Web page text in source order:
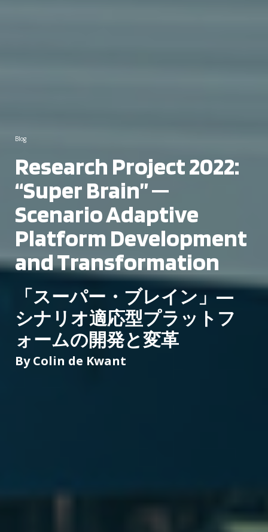
Blog
Research Project 2022:
“Super Brain” —
Scenario Adaptive
Platform Development
and Transformation
「スーパー・ブレイン」—
シナリオ適応型プラットフ
ォームの開発と変革
ByColin de Kwant